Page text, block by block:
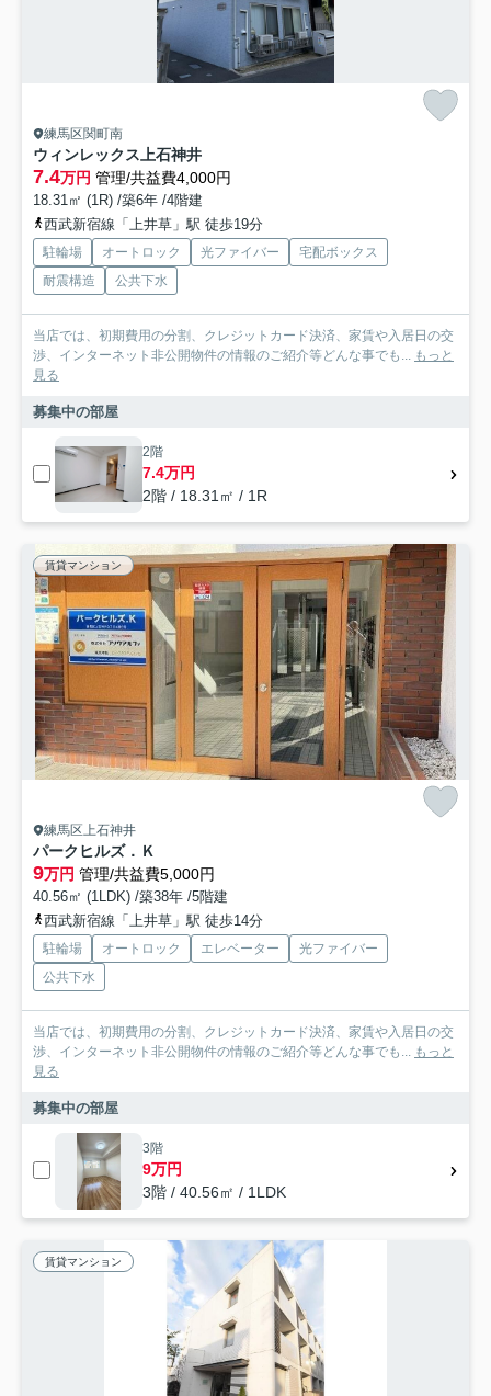
練馬区関町南
ウィンレックス上石神井
7.4万円 管理/共益費4,000円
18.31㎡ (1R) /築6年 /4階建
西武新宿線「上井草」駅 徒歩19分
駐輪場 オートロック 光ファイバー
宅配ボックス
耐震構造
公共下水
当店では、初期費用の分割、クレジットカード決済、家賃や入居日の交
渉、インターネット非公開物件の情報のご紹介等どんな事でも...
もっと
見る
募集中の部屋
2階
7.4万円
2階 / 18.31㎡ / 1R
賃貸マンション
練馬区上石神井
パークヒルズ．Ｋ
9万円 管理/共益費5,000円
40.56㎡ (1LDK) /築38年 /5階建
西武新宿線「上井草」駅 徒歩14分
駐輪場 オートロック エレベーター
光ファイバー
公共下水
当店では、初期費用の分割、クレジットカード決済、家賃や入居日の交
渉、インターネット非公開物件の情報のご紹介等どんな事でも...
もっと
見る
募集中の部屋
3階
9万円
3階 / 40.56㎡ / 1LDK
賃貸マンション